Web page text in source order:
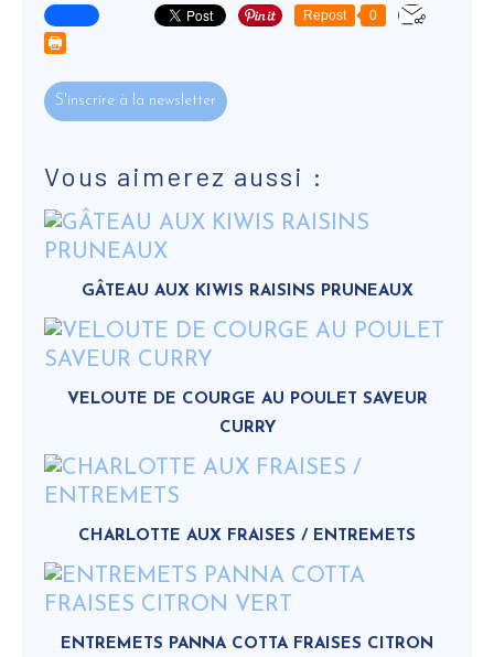
Repost 0
S'inscrire à la newsletter
Vous aimerez aussi :
GÂTEAU AUX KIWIS RAISINS PRUNEAUX
VELOUTE DE COURGE AU POULET SAVEUR
CURRY
CHARLOTTE AUX FRAISES / ENTREMETS
ENTREMETS PANNA COTTA FRAISES CITRON